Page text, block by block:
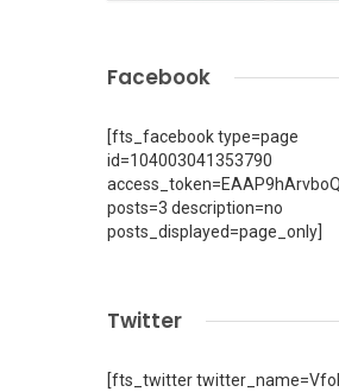
Facebook
[fts_facebook type=page
id=104003041353790
posts=3 description=no
posts_displayed=page_only]
Twitter
[fts_twitter